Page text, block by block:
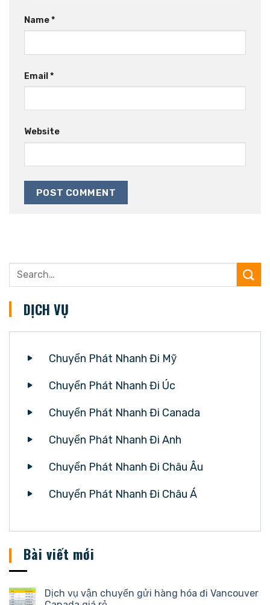
Name*
Email *
Website
DỊCH VỤ
Chuyển Phát Nhanh Đi Mỹ
Chuyển Phát Nhanh Đi Úc
Chuyển Phát Nhanh Đi Canada
Chuyển Phát Nhanh Đi Anh
Chuyển Phát Nhanh Đi Châu Âu
Chuyển Phát Nhanh Đi Châu Á
Bài viết mới
Dịch vụ vận chuyển gửi hàng hóa đi Vancouver